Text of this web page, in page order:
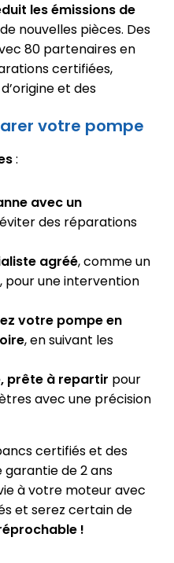
les émissions de
nouvelles pièces. Des
80 partenaires en
certifiées,
et des
votre pompe
:
avec un
des réparations
agréé, comme un
pour une intervention
votre pompe en
, en suivant les
prête à repartir pour
avec une précision
certifiés et des
garantie de 2 ans
à votre moteur avec
et serez certain de
!